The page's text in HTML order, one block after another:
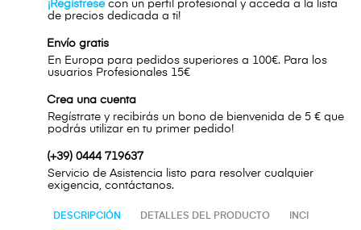
¡Regístresecon un perfil profesional y acceda a la lista
de precios dedicada a ti!
Envío gratis
En Europa para pedidos superiores a 100€. Para los
usuarios Profesionales 15€
Crea una cuenta
Regístrate y recibirás un bono de bienvenida de 5 € que
podrás utilizar en tu primer pedido!
(+39) 0444 719637
Servicio de Asistencia listo para resolver cualquier
exigencia, contáctanos.
DESCRIPCIÓN DETALLES DEL PRODUCTO INCI